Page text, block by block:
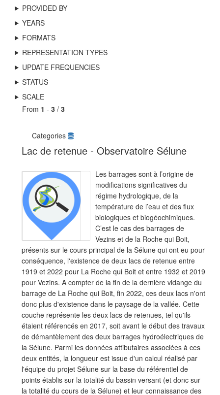
PROVIDED BY
YEARS
FORMATS
REPRESENTATION TYPES
UPDATE FREQUENCIES
STATUS
SCALE
From 1 - 3 / 3
Categories
Lac de retenue - Observatoire Sélune
Les barrages sont à l’origine de
modifications significatives du
régime hydrologique, de la
température de l’eau et des flux
biologiques et biogéochimiques.
C’est le cas des barrages de
Vezins et de la Roche qui Boit,
présents sur le cours principal de la Sélune qui ont eu pour
conséquence, l'existence de deux lacs de retenue entre
1919 et 2022 pour La Roche qui Boit et entre 1932 et 2019
pour Vezins. A compter de la fin de la dernière vidange du
barrage de La Roche qui Boit, fin 2022, ces deux lacs n'ont
donc plus d'existence dans le paysage de la vallée. Cette
couche représente les deux lacs de retenues, tel qu'ils
étaient référencés en 2017, soit avant le début des travaux
de démantèlement des deux barrages hydroélectriques de
la Sélune. Parmi les données attibutaires associées à ces
deux entités, la longueur est issue d'un calcul réalisé par
l'équipe du projet Sélune sur la base du référentiel de
points établis sur la totalité du bassin versant (et donc sur
la totalité du cours de la Sélune) et leur connaissance des